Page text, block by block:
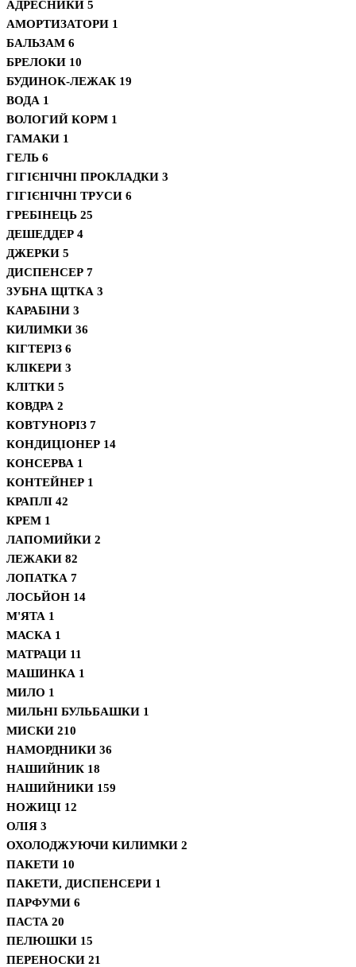
АДРЕСНИКИ 5
АМОРТИЗАТОРИ 1
БАЛЬЗАМ 6
БРЕЛОКИ 10
БУДИНОК-ЛЕЖАК 19
ВОДА 1
ВОЛОГИЙ КОРМ 1
ГАМАКИ 1
ГЕЛЬ 6
ГІГІЄНІЧНІ ПРОКЛАДКИ 3
ГІГІЄНІЧНІ ТРУСИ 6
ГРЕБІНЕЦЬ 25
ДЕШЕДДЕР 4
ДЖЕРКИ 5
ДИСПЕНСЕР 7
ЗУБНА ЩІТКА 3
КАРАБІНИ 3
КИЛИМКИ 36
КІГТЕРІЗ 6
КЛІКЕРИ 3
КЛІТКИ 5
КОВДРА 2
КОВТУНОРІЗ 7
КОНДИЦІОНЕР 14
КОНСЕРВА 1
КОНТЕЙНЕР 1
КРАПЛІ 42
КРЕМ 1
ЛАПОМИЙКИ 2
ЛЕЖАКИ 82
ЛОПАТКА 7
ЛОСЬЙОН 14
М'ЯТА 1
МАСКА 1
МАТРАЦИ 11
МАШИНКА 1
МИЛО 1
МИЛЬНІ БУЛЬБАШКИ 1
МИСКИ 210
НАМОРДНИКИ 36
НАШИЙНИК 18
НАШИЙНИКИ 159
НОЖИЦІ 12
ОЛІЯ 3
ОХОЛОДЖУЮЧИ КИЛИМКИ 2
ПАКЕТИ 10
ПАКЕТИ, ДИСПЕНСЕРИ 1
ПАРФУМИ 6
ПАСТА 20
ПЕЛЮШКИ 15
ПЕРЕНОСКИ 21